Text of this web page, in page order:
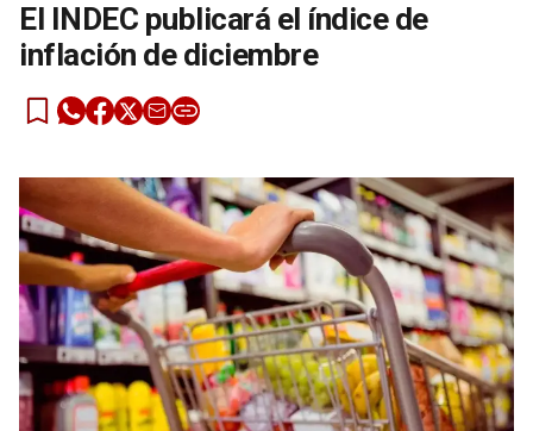
El INDEC publicará el índice de
inflación de diciembre